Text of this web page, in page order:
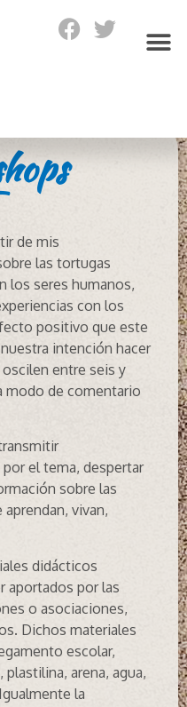
de mis
las tortugas
los seres humanos,
con los
positivo que este
intención hacer
entre seis y
modo de comentario
el tema, despertar
sobre las
vivan,
didácticos
aportados por las
o asociaciones,
Dichos materiales
escolar,
arena, agua,
la